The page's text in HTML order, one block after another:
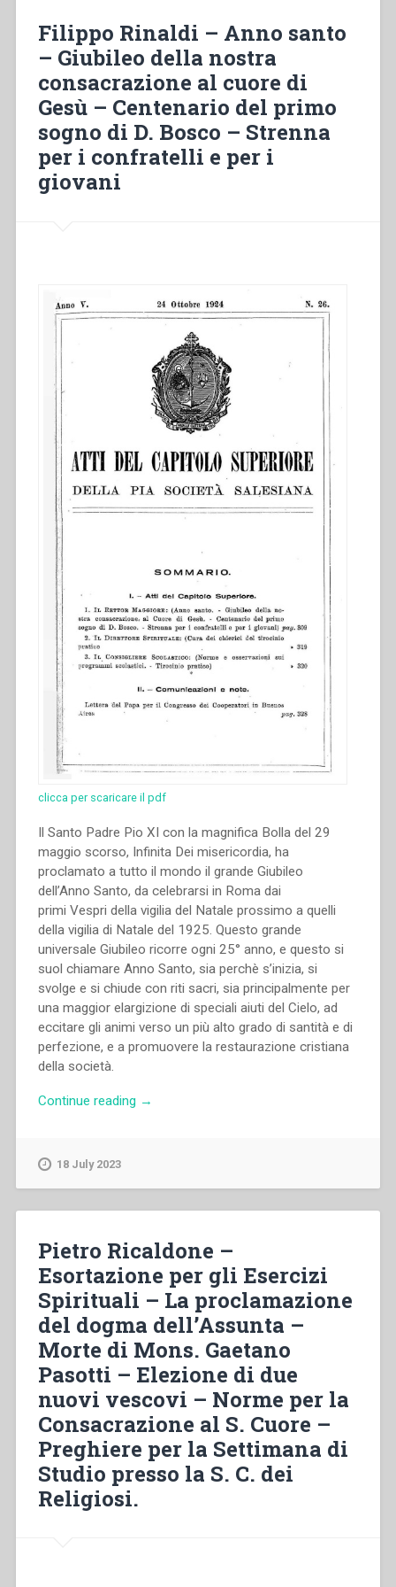
cuore
di
Gesù”
Filippo Rinaldi – Anno santo
– Giubileo della nostra
consacrazione al cuore di
Gesù – Centenario del primo
sogno di D. Bosco – Strenna
per i confratelli e per i
giovani
clicca per scaricare il pdf
Il Santo Padre Pio XI con la magnifica Bolla del 29
maggio scorso, Infinita Dei misericordia, ha
proclamato a tutto il mondo il grande Giubileo
dell’Anno Santo, da celebrarsi in Roma dai
primi Vespri della vigilia del Natale prossimo a quelli
della vigilia di Natale del 1925. Questo grande
universale Giubileo ricorre ogni 25° anno, e questo si
suol chiamare Anno Santo, sia perchè s’inizia, si
svolge e si chiude con riti sacri, sia principalmente per
una maggior elargizione di speciali aiuti del Cielo, ad
eccitare gli animi verso un più alto grado di santità e di
perfezione, e a promuovere la restaurazione cristiana
della società.
Continue reading “Filippo
nostra
consacrazione
cuore
di
Gesù
–
Centenario
del
primo
sogno
di
→
18 July 2023
Pietro Ricaldone –
Esortazione per gli Esercizi
Spirituali – La proclamazione
del dogma dell’Assunta –
Morte di Mons. Gaetano
Pasotti – Elezione di due
nuovi vescovi – Norme per la
Consacrazione al S. Cuore –
Preghiere per la Settimana di
Studio presso la S. C. dei
Religiosi.